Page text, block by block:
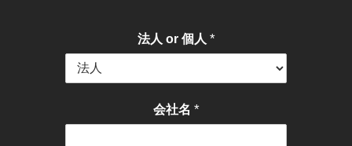
法人 or 個人 *
会社名 *